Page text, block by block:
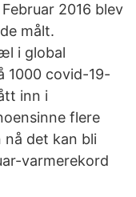
2016 blev
målt.
i global
1000 covid-19-
inn i
flere
nå det kan bli
varmerekord